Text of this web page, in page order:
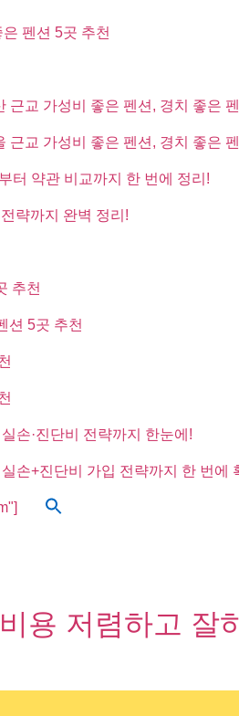
펜션 5곳 추천
근교 가성비 좋은 펜션, 경치 좋은
근교 가성비 좋은 펜션, 경치 좋은
터 약관 비교까지 한 번에 정리!
략까지 완벽 정리!
추천
션 5곳 추천
손·진단비 전략까지 한눈에!
손+진단비 가입 전략까지 한 번에
용 저렴하고 잘